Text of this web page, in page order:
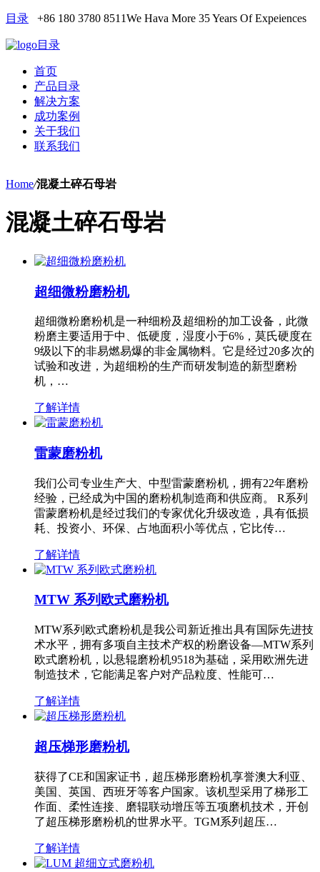
目录 +86 180 3780 8511We Hava More 35 Years Of Expeiences
目录
首页
产品目录
解决方案
成功案例
关于我们
联系我们
Home/混凝土碎石母岩
混凝土碎石母岩
超细微粉磨粉机
超细微粉磨粉机是一种细粉及超细粉的加工设备，此微
粉磨主要适用于中、低硬度，湿度小于6%，莫氏硬度在
9级以下的非易燃易爆的非金属物料。它是经过20多次的
试验和改进，为超细粉的生产而研发制造的新型磨粉
机，…
了解详情
雷蒙磨粉机
我们公司专业生产大、中型雷蒙磨粉机，拥有22年磨粉
经验，已经成为中国的磨粉机制造商和供应商。 R系列
雷蒙磨粉机是经过我们的专家优化升级改造，具有低损
耗、投资小、环保、占地面积小等优点，它比传…
了解详情
MTW 系列欧式磨粉机
MTW系列欧式磨粉机是我公司新近推出具有国际先进技
术水平，拥有多项自主技术产权的粉磨设备—MTW系列
欧式磨粉机，以悬辊磨粉机9518为基础，采用欧洲先进
制造技术，它能满足客户对产品粒度、性能可…
了解详情
超压梯形磨粉机
获得了CE和国家证书，超压梯形磨粉机享誉澳大利亚、
美国、英国、西班牙等客户国家。该机型采用了梯形工
作面、柔性连接、磨辊联动增压等五项磨机技术，开创
了超压梯形磨粉机的世界水平。TGM系列超压…
了解详情